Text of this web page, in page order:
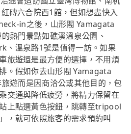
磚六合院西1館，但如想盡快入
in之後，山形閣 Yamagata
熱門景點如礁溪溫泉公園、
、溫泉路1號是值得一訪。如果
旅遊還是最方便的選擇，不用煩
。假如你去山形閣 Yamagata
遊而是因商洽公或其他目的，包
交通與降低疲勞，將精力保留在
上點選黃色按鈕，跳轉至tripool
，就可依照旅客的需求預約叫